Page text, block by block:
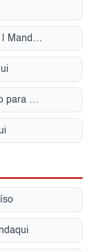
Sobrado com ar condicionado para Venda | Mandaqui
Condomínio Fechado com ar condicionado para Venda | Mandaqui